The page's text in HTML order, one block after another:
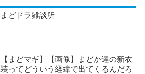
まどドラ雑談所
【まどマギ】【画像】まどか達の新衣
装ってどういう経緯で出てくるんだろ